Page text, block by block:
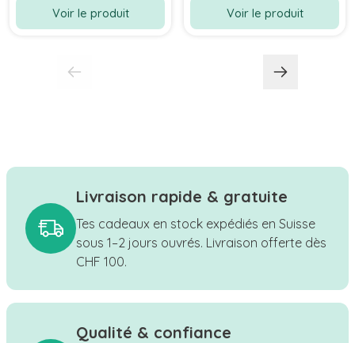
Voir le produit Voir le produit
Livraison rapide & gratuite
Tes cadeaux en stock expédiés en Suisse
sous 1–2 jours ouvrés. Livraison offerte dès
CHF 100.
Qualité & confiance